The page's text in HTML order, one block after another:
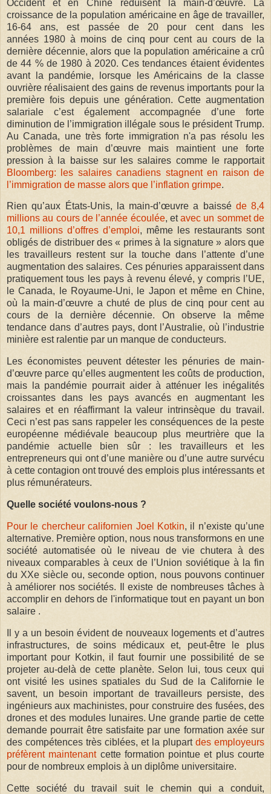
Occident et en Chine réduisent la main-d’œuvre. La
croissance de la population américaine en âge de travailler,
16-64 ans, est passée de 20 pour cent dans les
années 1980 à moins de cinq pour cent au cours de la
dernière décennie, alors que la population américaine a crû
de 44 % de 1980 à 2020. Ces tendances étaient évidentes
avant la pandémie, lorsque les Américains de la classe
ouvrière réalisaient des gains de revenus importants pour la
première fois depuis une génération. Cette augmentation
salariale c’est également accompagnée d’une forte
diminution de l’immigration illégale sous le président Trump.
Au Canada, une très forte immigration n'a pas résolu les
problèmes de main d’œuvre mais maintient une forte
pression à la baisse sur les salaires comme le rapportait
Bloomberg: les salaires canadiens stagnent en raison de
l’immigration de masse alors que l’inflation grimpe.
Rien qu’aux États-Unis, la main-d’œuvre a baissé de 8,4
millions au cours de l’année écoulée, etavec un sommet de
10,1 millions d’offres d’emploi, même les restaurants sont
obligés de distribuer des « primes à la signature » alors que
les travailleurs restent sur la touche dans l’attente d’une
augmentation des salaires. Ces pénuries apparaissent dans
pratiquement tous les pays à revenu élevé, y compris l’UE,
le Canada, le Royaume-Uni, le Japon et même en Chine,
où la main-d’œuvre a chuté de plus de cinq pour cent au
cours de la dernière décennie. On observe la même
tendance dans d’autres pays, dont l’Australie, où l’industrie
minière est ralentie par un manque de conducteurs.
Les économistes peuvent détester les pénuries de main-
d’œuvre parce qu’elles augmentent les coûts de production,
mais la pandémie pourrait aider à atténuer les inégalités
croissantes dans les pays avancés en augmentant les
salaires et en réaffirmant la valeur intrinsèque du travail.
Ceci n’est pas sans rappeler les conséquences de la peste
européenne médiévale beaucoup plus meurtrière que la
pandémie actuelle bien sûr : les travailleurs et les
entrepreneurs qui ont d’une manière ou d’une autre survécu
à cette contagion ont trouvé des emplois plus intéressants et
plus rémunérateurs.
Quelle société voulons-nous ?
Pour le chercheur californien Joel Kotkin, il n’existe qu’une
alternative. Première option, nous nous transformons en une
société automatisée où le niveau de vie chutera à des
niveaux comparables à ceux de l’Union soviétique à la fin
du XXe siècle ou, seconde option, nous pouvons continuer
à améliorer nos sociétés. Il existe de nombreuses tâches à
accomplir en dehors de l'informatique tout en payant un bon
salaire .
Il y a un besoin évident de nouveaux logements et d’autres
infrastructures, de soins médicaux et, peut-être le plus
important pour Kotkin, il faut fournir une possibilité de se
projeter au-delà de cette planète. Selon lui, tous ceux qui
ont visité les usines spatiales du Sud de la Californie le
savent, un besoin important de travailleurs persiste, des
ingénieurs aux machinistes, pour construire des fusées, des
drones et des modules lunaires. Une grande partie de cette
demande pourrait être satisfaite par une formation axée sur
des compétences très ciblées, et la plupart des employeurs
préfèrent maintenantcette formation pointue et plus courte
pour de nombreux emplois à un diplôme universitaire.
Cette société du travail suit le chemin qui a conduit,